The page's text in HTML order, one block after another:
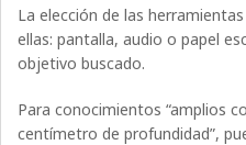
La elección de las
ellas: pantalla, audio o papel
objetivo buscado.
Para conocimientos “amplios
centímetro de profundidad”,